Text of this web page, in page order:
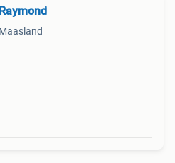
Raymond
Maasland